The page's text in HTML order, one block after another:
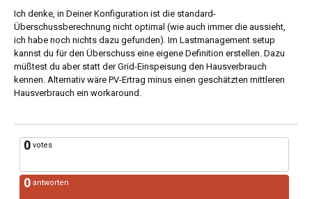
Ich denke, in Deiner Konfiguration ist die standard-
Überschussberechnung nicht optimal (wie auch immer die aussieht,
ich habe noch nichts dazu gefunden). Im Lastmanagement setup
kannst du für den Überschuss eine eigene Definition erstellen. Dazu
müßtest du aber statt der Grid-Einspeisung den Hausverbrauch
kennen. Alternativ wäre PV-Ertrag minus einen geschätzten mittleren
Hausverbrauch ein workaround.
0 votes
0 antworten